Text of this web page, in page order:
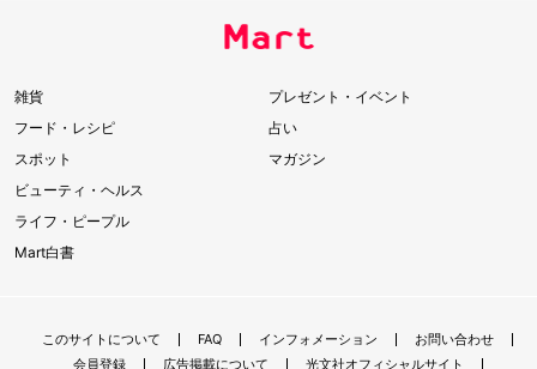
雑貨
フード・レシピ
スポット
ビューティ・ヘルス
ライフ・ピープル
Mart白書
プレゼント・イベント
占い
マガジン
このサイトについて FAQ インフォメーション
お問い合わせ
会員登録
広告掲載について 光文社オフィシャルサイト